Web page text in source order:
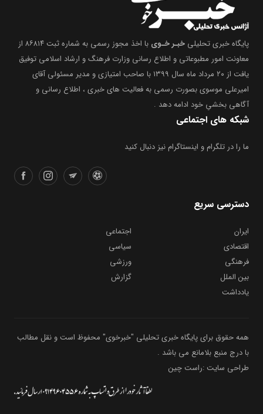
پایگاه خبری تحلیلی خبـر خـوی
با اخذ مجوز رسمی به شماره ثبت ۸۶۸۱۴ از
معاونت امور مطبوعاتی و اطلاع رسانی وزارت فرهنگ و ارشاد اسلامی توفیق
یافت از ۲۰ مرداد ماه سال ۱۳۹۹ با صاحب امتیازی و مدیر مسئولی آقای
امیرعلی موسوی بصورت رسمی به فعالیت های خبری ، اطلاع رسانی و
آگاهی بخشیِ خود ادامه دهد .
شبکه های اجتماعی
ما را در تلگرام و اینستاگرام نیز دنبال کنید
دسترسی سریع
ایران
اجتماعی
اقتصادی
سیاسی
فرهنگی
ورزشی
بین الملل
گزارش
یادداشت
همه حقوق برای پایگاه خبری تحلیلی "خبرخوی" محفوظ است و نقل مطالب
با درج منبع بلامانع می باشد .
طراحی سایت :راست چین